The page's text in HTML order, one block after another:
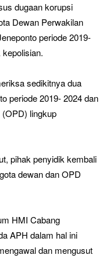
dugaan korupsi
Dewan Perwakilan
periode 2019-
sedikitnya dua
periode 2019- 2024 dan
lingkup
pihak penyidik kembali
dewan dan OPD
HMI Cabang
APH dalam hal ini
dan mengusut